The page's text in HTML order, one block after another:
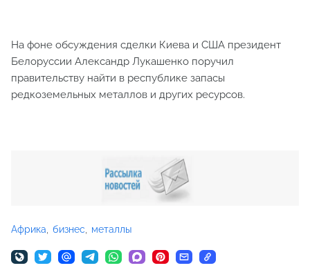
На фоне обсуждения сделки Киева и США президент
Белоруссии Александр Лукашенко поручил
правительству найти в республике запасы
редкоземельных металлов и других ресурсов.
Африка бизнес металлы